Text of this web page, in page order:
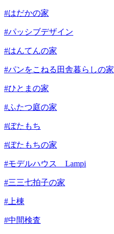
#はだかの家
#パッシブデザイン
#はんてんの家
#パンをこねる田舎暮らしの家
#ひとまの家
#ふたつ庭の家
#ぼたもち
#ぼたもちの家
#モデルハウス Lampi
#三三七拍子の家
#上棟
#中間検査